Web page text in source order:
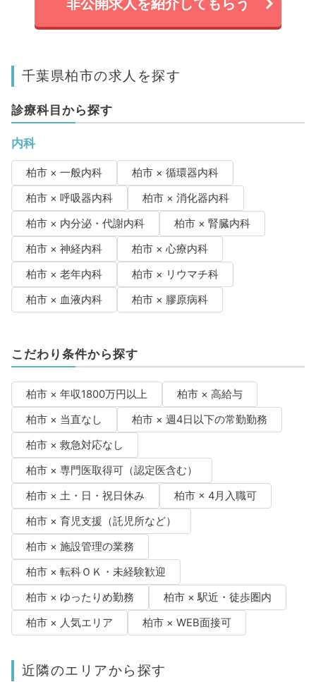
非公開求人を紹介してもらう
千葉県柏市の求人を探す
診療科目から探す
内科
柏市 × 一般内科
柏市 × 循環器内科
柏市 × 呼吸器内科
柏市 × 消化器内科
柏市 × 内分泌・代謝内科
柏市 × 腎臓内科
柏市 × 神経内科
柏市 × 心療内科
柏市 × 老年内科
柏市 × リウマチ科
柏市 × 血液内科
柏市 × 膠原病科
こだわり条件から探す
柏市 × 年収1800万円以上
柏市 × 高給与
柏市 × 当直なし
柏市 × 週4日以下の常勤勤務
柏市 × 救急対応なし
柏市 × 専門医取得可（認定医含む）
柏市 × 土・日・祝日休み
柏市 × 4月入職可
柏市 × 育児支援（託児所など）
柏市 × 施設管理の業務
柏市 × 転科ＯＫ・未経験歓迎
柏市 × ゆったりめ勤務
柏市 × 駅近・徒歩圏内
柏市 × 人気エリア
柏市 × WEB面接可
近隣のエリアから探す